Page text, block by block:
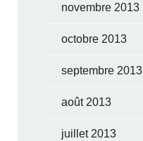
novembre 2013
octobre 2013
septembre 2013
août 2013
juillet 2013